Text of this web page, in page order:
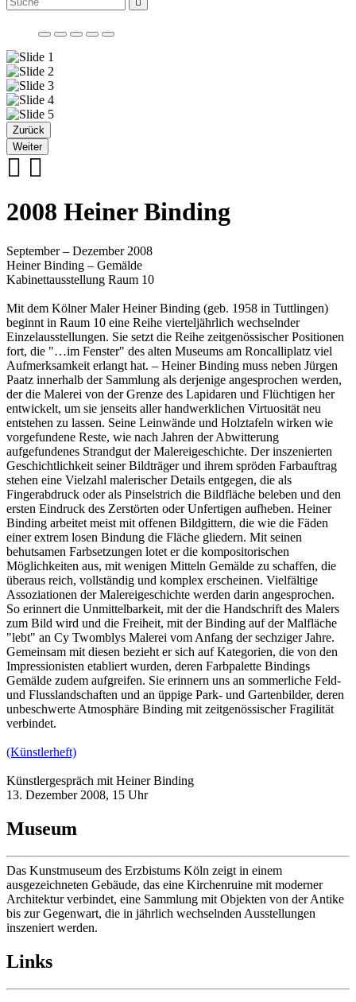
Zurück
Weiter
2008 Heiner Binding
September – Dezember 2008
Heiner Binding – Gemälde
Kabinettausstellung Raum 10
Mit dem Kölner Maler Heiner Binding (geb. 1958 in Tuttlingen)
beginnt in Raum 10 eine Reihe vierteljährlich wechselnder
Einzelausstellungen. Sie setzt die Reihe zeitgenössischer Positionen
fort, die "…im Fenster" des alten Museums am Roncalliplatz viel
Aufmerksamkeit erlangt hat. – Heiner Binding muss neben Jürgen
Paatz innerhalb der Sammlung als derjenige angesprochen werden,
der die Malerei von der Grenze des Lapidaren und Flüchtigen her
entwickelt, um sie jenseits aller handwerklichen Virtuosität neu
entstehen zu lassen. Seine Leinwände und Holztafeln wirken wie
vorgefundene Reste, wie nach Jahren der Abwitterung
aufgefundenes Strandgut der Malereigeschichte. Der inszenierten
Geschichtlichkeit seiner Bildträger und ihrem spröden Farbauftrag
stehen eine Vielzahl malerischer Details entgegen, die als
Fingerabdruck oder als Pinselstrich die Bildfläche beleben und den
ersten Eindruck des Zerstörten oder Unfertigen aufheben. Heiner
Binding arbeitet meist mit offenen Bildgittern, die wie die Fäden
einer extrem losen Bindung die Fläche gliedern. Mit seinen
behutsamen Farbsetzungen lotet er die kompositorischen
Möglichkeiten aus, mit wenigen Mitteln Gemälde zu schaffen, die
überaus reich, vollständig und komplex erscheinen. Vielfältige
Assoziationen der Malereigeschichte werden darin angesprochen.
So erinnert die Unmittelbarkeit, mit der die Handschrift des Malers
zum Bild wird und die Freiheit, mit der Binding auf der Malfläche
"lebt" an Cy Twomblys Malerei vom Anfang der sechziger Jahre.
Gemeinsam mit diesen bezieht er sich auf Kategorien, die von den
Impressionisten etabliert wurden, deren Farbpalette Bindings
Gemälde zudem aufgreifen. Sie erinnern uns an sommerliche Feld-
und Flusslandschaften und an üppige Park- und Gartenbilder, deren
unbeschwerte Atmosphäre Binding mit zeitgenössischer Fragilität
verbindet.
(Künstlerheft)
Künstlergespräch mit Heiner Binding
13. Dezember 2008, 15 Uhr
Museum
Das Kunstmuseum des Erzbistums Köln zeigt in einem
ausgezeichneten Gebäude, das eine Kirchenruine mit moderner
Architektur verbindet, eine Sammlung mit Objekten von der Antike
bis zur Gegenwart, die in jährlich wechselnden Ausstellungen
inszeniert werden.
Links